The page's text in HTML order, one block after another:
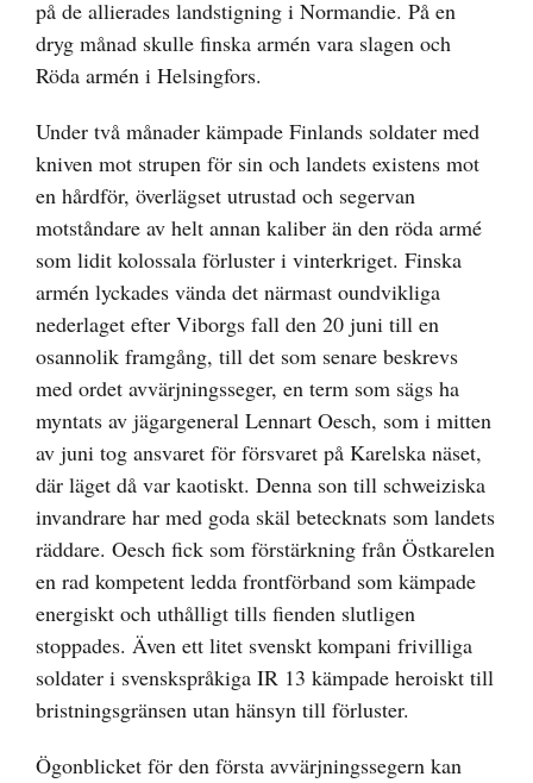
på de allierades landstigning i Normandie. På en
dryg månad skulle finska armén vara slagen och
Röda armén i Helsingfors.
Under två månader kämpade Finlands soldater med
kniven mot strupen för sin och landets existens mot
en hårdför, överlägset utrustad och segervan
motståndare av helt annan kaliber än den röda armé
som lidit kolossala förluster i vinterkriget. Finska
armén lyckades vända det närmast oundvikliga
nederlaget efter Viborgs fall den 20 juni till en
osannolik framgång, till det som senare beskrevs
med ordet avvärjningsseger, en term som sägs ha
myntats av jägargeneral Lennart Oesch, som i mitten
av juni tog ansvaret för försvaret på Karelska näset,
där läget då var kaotiskt. Denna son till schweiziska
invandrare har med goda skäl betecknats som landets
räddare. Oesch fick som förstärkning från Östkarelen
en rad kompetent ledda frontförband som kämpade
energiskt och uthålligt tills fienden slutligen
stoppades. Även ett litet svenskt kompani frivilliga
soldater i svenskspråkiga IR 13 kämpade heroiskt till
bristningsgränsen utan hänsyn till förluster.
Ögonblicket för den första avvärjningssegern kan